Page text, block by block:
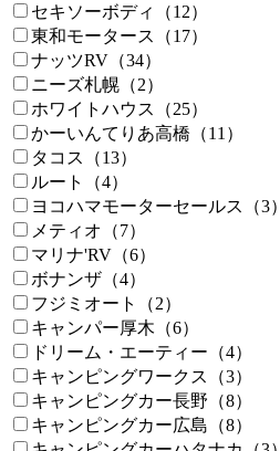
セキソーボディ（12）
東和モータース（17）
ナッツRV（34）
ニーズ札幌（2）
ホワイトハウス（25）
かーいんてりあ高橋（11）
タコス（13）
ルート（4）
ヨコハマモーターセールス（3）
メティオ（7）
マリナ'RV（6）
ボナンザ（4）
フジミオート（2）
キャンパー厚木（6）
ドリーム・エーティー（4）
キャンピングワークス（3）
キャンピングカー長野（8）
キャンピングカー広島（8）